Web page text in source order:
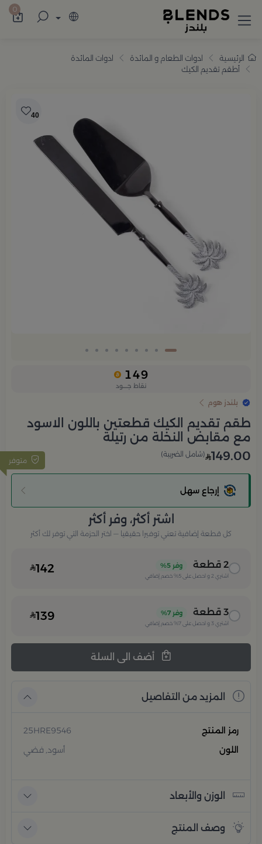
تسوّق من بلندز تشكيلة تضم ترامس القهوة 0
الرئيسية ادوات الطعام و المائدة
ادوات المائدة
أطقم تقديم الكيك
40
149
نقاط جــــود
بلندز هوم
طقم تقديم الكيك قطعتين باللون الاسود
مع مقابض النخلة من رتيلة
متوفر 149.00 (شامل الضريبة)
إرجاع سهل
اشتر أكثر، وفر أكثر
كل قطعة إضافية تعني توفيرا حقيقيا — اختر الحزمة التي توفر لك أكثر
2 قطعة وفر 5%
اشتري 2 و احصل على 5% خصم إضافي 142
3 قطعة وفر 7%
اشتري 3 و احصل على 7% خصم إضافي 139
المزيد من التفاصيل
رمز المنتج
25HRE9546
اللون
أسود, فضي
الوزن والأبعاد
وصف المنتج